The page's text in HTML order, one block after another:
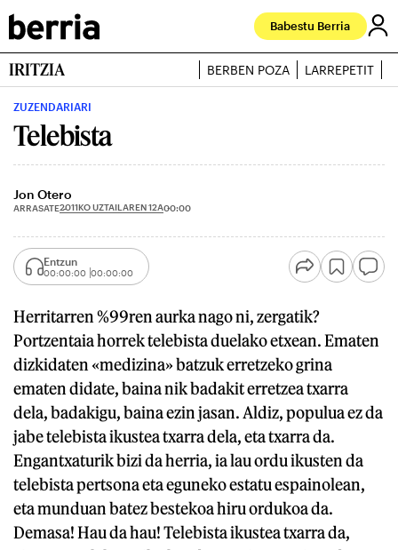
Babestu Berria
IRITZIA BERBEN POZA LARREPETIT
ZUZENDARIARI
Telebista
Jon Otero
ARRASATE2011KO UZTAILAREN 12A00:00
Entzun
00:00:00 00:00:00
Herritarren %99ren aurka nago ni, zergatik?
Portzentaia horrek telebista duelako etxean. Ematen
dizkidaten «medizina» batzuk erretzeko grina
ematen didate, baina nik badakit erretzea txarra
dela, badakigu, baina ezin jasan. Aldiz, populua ez da
jabe telebista ikustea txarra dela, eta txarra da.
Engantxaturik bizi da herria, ia lau ordu ikusten da
telebista pertsona eta eguneko estatu espainolean,
eta munduan batez bestekoa hiru ordukoa da.
Demasa! Hau da hau! Telebista ikustea txarra da,